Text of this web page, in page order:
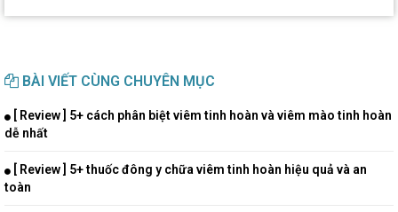
BÀI VIẾT CÙNG CHUYÊN MỤC
[ Review ] 5+ cách phân biệt viêm tinh hoàn và viêm mào tinh hoàn
dễ nhất
[ Review ] 5+ thuốc đông y chữa viêm tinh hoàn hiệu quả và an
toàn